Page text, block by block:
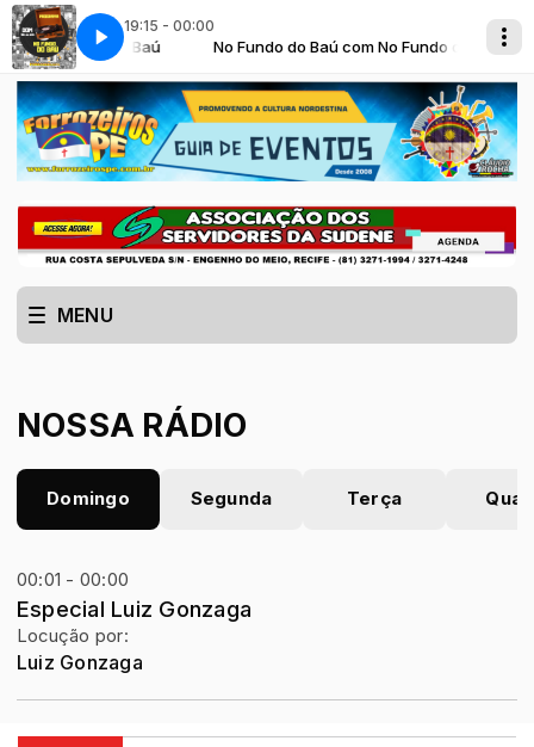
19:15 - 00:00
No Fundo do Baú No Fundo do Baú com No Fundo do Baú
Mariquinha Genival Lacerda_19_Vamos Mariquinha
MENU
NOSSA RÁDIO
Domingo Segunda Terça
00:01 - 00:00
Especial Luiz Gonzaga
Locução por:
Luiz Gonzaga